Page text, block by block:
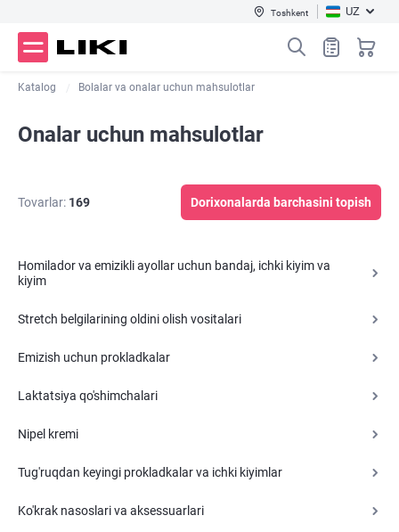
Toshkent UZ
Katalog Bolalar va onalar uchun mahsulotlar
Onalar uchun mahsulotlar
Tovarlar: 169 Dorixonalarda barchasini topish
Homilador va emizikli ayollar uchun bandaj, ichki kiyim va
kiyim
Stretch belgilarining oldini olish vositalari
Emizish uchun prokladkalar
Laktatsiya qo'shimchalari
Nipel kremi
Tug'ruqdan keyingi prokladkalar va ichki kiyimlar
Ko'krak nasoslari va aksessuarlari